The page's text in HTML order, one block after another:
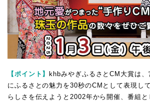
【ポイント】
khbみやぎふるさとCM大賞は
にふるさとの魅力を30秒のCMとして表現し
らしさを伝えようと2002年から開催、番組